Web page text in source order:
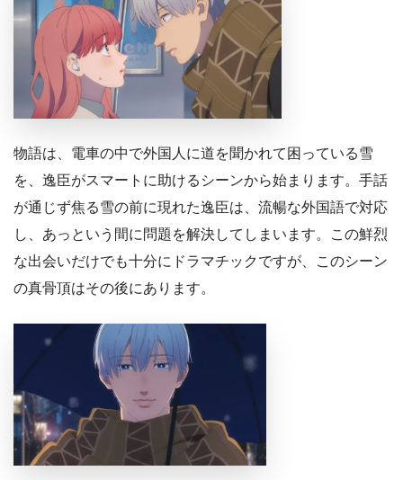
物語は、電車の中で外国人に道を聞かれて困っている雪
を、逸臣がスマートに助けるシーンから始まります。手話
が通じず焦る雪の前に現れた逸臣は、流暢な外国語で対応
し、あっという間に問題を解決してしまいます。この鮮烈
な出会いだけでも十分にドラマチックですが、このシーン
の真骨頂はその後にあります。